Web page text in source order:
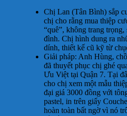
Chị Lan (Tân Bình) sắp
chị cho rằng mua thiệp
“quê”, không trang trọng,
đình. Chị hình dung ra
dính, thiết kế cũ kỹ từ
Giải pháp: Anh Hùng,
đã thuyết phục chị ghé
Ưu Việt tại Quận 7. Tại
cho chị xem một mẫu
đại giá 3000 đồng với
pastel, in trên giấy
hoàn toàn bất ngờ vì nó